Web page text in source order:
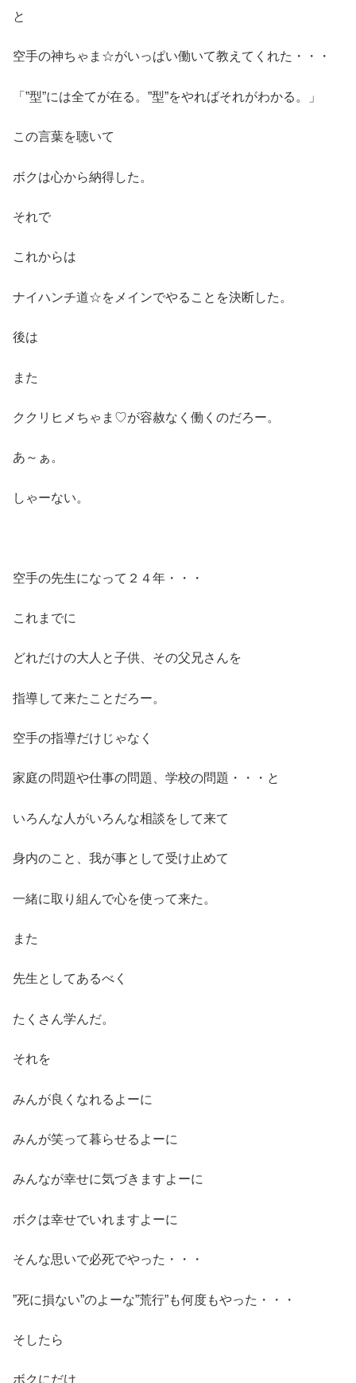
と
空手の神ちゃま☆がいっぱい働いて教えてくれた・・・
「”型”には全てが在る。”型”をやればそれがわかる。」
この言葉を聴いて
ボクは心から納得した。
それで
これからは
ナイハンチ道☆をメインでやることを決断した。
後は
また
ククリヒメちゃま♡が容赦なく働くのだろー。
あ～ぁ。
しゃーない。
空手の先生になって２４年・・・
これまでに
どれだけの大人と子供、その父兄さんを
指導して来たことだろー。
空手の指導だけじゃなく
家庭の問題や仕事の問題、学校の問題・・・と
いろんな人がいろんな相談をして来て
身内のこと、我が事として受け止めて
一緒に取り組んで心を使って来た。
また
先生としてあるべく
たくさん学んだ。
それを
みんが良くなれるよーに
みんが笑って暮らせるよーに
みんなが幸せに気づきますよーに
ボクは幸せでいれますよーに
そんな思いで必死でやった・・・
”死に損ない”のよーな”荒行”も何度もやった・・・
そしたら
ボクにだけ